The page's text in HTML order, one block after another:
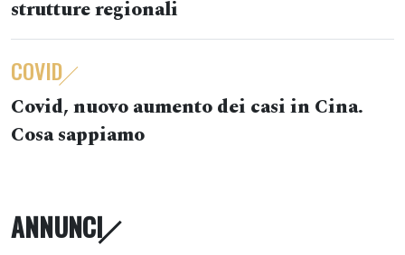
strutture regionali
COVID
Covid, nuovo aumento dei casi in Cina.
Cosa sappiamo
ANNUNCI